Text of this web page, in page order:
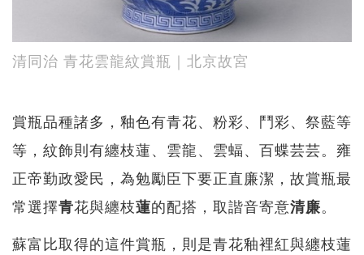
清同治 青花雲龍紋賞瓶｜北京故宮
賞瓶品種諸多，釉色有青花、粉彩、鬥彩、祭藍等
等，紋飾則有纏枝蓮、雲龍、雲蝠、百蝶芸芸。雍
正帝勤政愛民，為勉勵臣下要正直廉潔，故賞瓶最
常選擇青花與纏枝蓮的配搭，取諧音寄意清廉。
蘇富比取得的這件賞瓶，則是青花釉裡紅與纏枝蓮